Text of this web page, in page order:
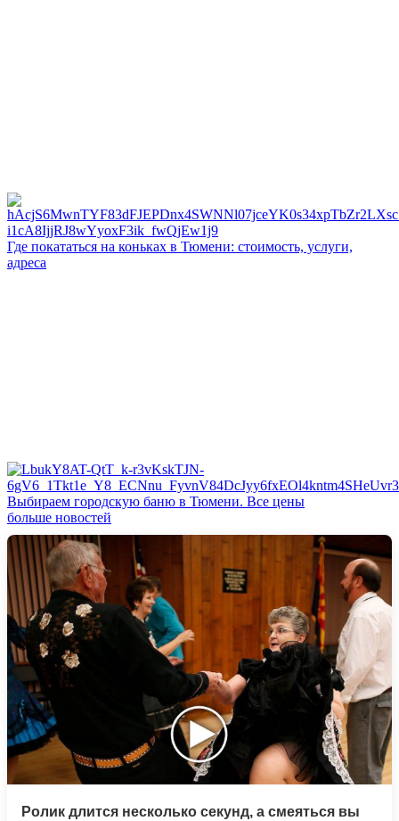
Где покататься на коньках в Тюмени: стоимость, услуги,
адреса
Выбираем городскую баню в Тюмени. Все цены
больше новостей
Ролик длится несколько секунд, а смеяться вы